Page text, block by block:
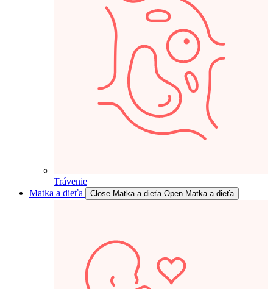
Trávenie
Matka a dieťa
Close Matka a dieťa Open Matka a dieťa